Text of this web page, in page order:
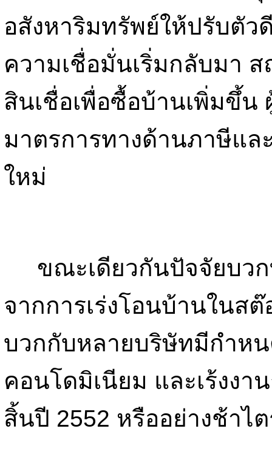
อสังหาริมทรัพย์ให้ปรับตัว
ความเชื่อมั่นเริ่มกลับมา
สินเชื่อเพื่อซื้อบ้านเพิ่มขึ้น
มาตรการทางด้านภาษีแล
ใหม่
ขณะเดียวกันปัจจัยบวก
จากการเร่งโอนบ้านในส
บวกกับหลายบริษัทมีกำหน
คอนโดมิเนียม และเร้งงา
สิ้นปี 2552 หรืออย่างช้าไ